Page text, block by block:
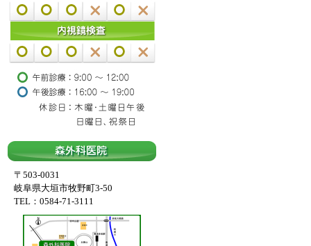
〒503-0031
岐阜県大垣市牧野町3-50
TEL：0584-71-3111